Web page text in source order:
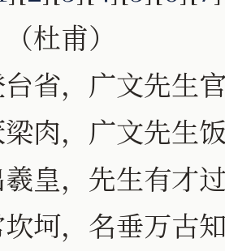
杜甫）
省，广文先生
肉，广文先生
皇，先生有才
坷，名垂万古